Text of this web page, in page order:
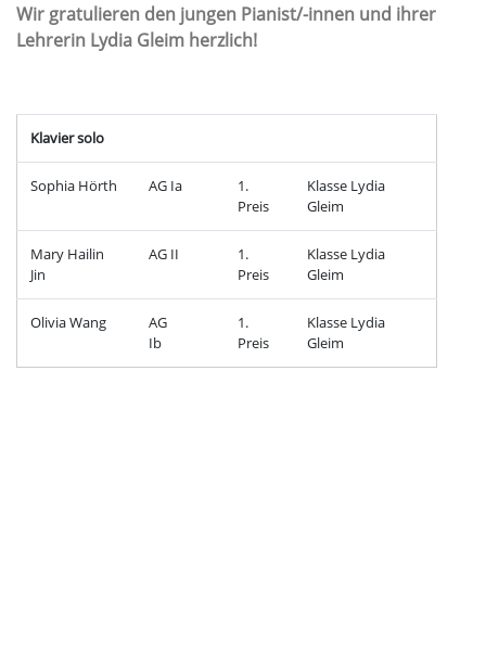
Wir gratulieren den jungen Pianist/-innen und ihrer
Lehrerin Lydia Gleim herzlich!
Klavier solo
Sophia Hörth AG Ia
1.
Preis
Klasse Lydia
Gleim
Mary Hailin
Jin
AG II
1.
Preis
Klasse Lydia
Gleim
Olivia Wang
AG
Ib
1.
Preis
Klasse Lydia
Gleim